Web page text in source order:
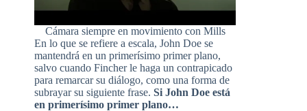
Cámara siempre en movimiento con Mills
En lo que se refiere a escala, John Doe se
mantendrá en un primerísimo primer plano,
salvo cuando Fincher le haga un contrapicado
para remarcar su diálogo, como una forma de
subrayar su siguiente frase. Si John Doe está
en primerísimo primer plano…